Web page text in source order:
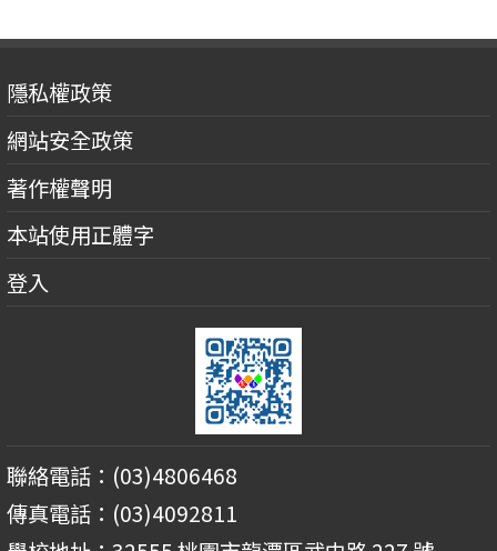
隱私權政策
網站安全政策
著作權聲明
本站使用正體字
登入
聯絡電話：(03)4806468
傳真電話：(03)4092811